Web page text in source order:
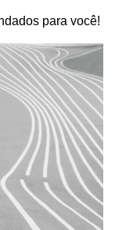
para você!